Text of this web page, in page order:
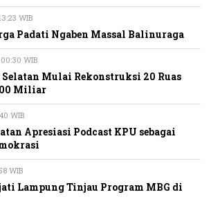
WIB
Padati Ngaben Massal Balinuraga
WIB
Selatan Mulai Rekonstruksi 20 Ruas
Miliar
WIB
Apresiasi Podcast KPU sebagai
WIB
Lampung Tinjau Program MBG di